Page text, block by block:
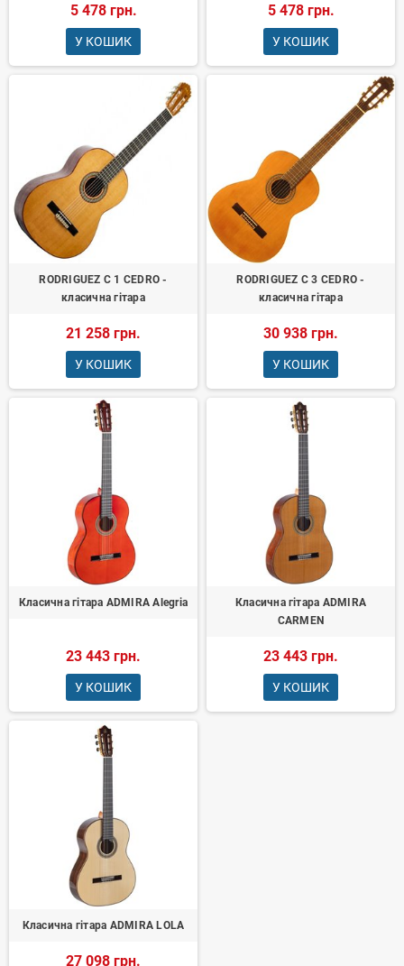
5 478 грн.
У КОШИК
5 478 грн.
У КОШИК
RODRIGUEZ C 1 CEDRO -
класична гітара
21 258 грн.
У КОШИК
RODRIGUEZ C 3 CEDRO -
класична гітара
30 938 грн.
У КОШИК
Класична гітара ADMIRA Alegria
23 443 грн.
У КОШИК
Класична гітара ADMIRA
CARMEN
23 443 грн.
У КОШИК
Класична гітара ADMIRA LOLA
27 098 грн.